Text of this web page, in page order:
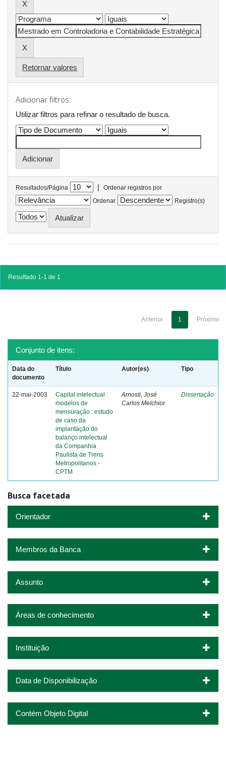
Retornar valores
Adicionar filtros:
Utilizar filtros para refinar o resultado de busca.
Resultados/Página |
Ordenar registros por
Ordenar
Registro(s)
Resultado 1-1 de 1.
Anterior 1 Próximo
Conjunto de itens:
Data do
documento
Título Autor(es) Tipo
22-mai-2003
Capital intelectual :
modelos de
mensuração : estudo
de caso da
implantação do
balanço intelectual
da Companhia
Paulista de Trens
Metropolitanos -
CPTM
Arnosti, José
Carlos Melchior
Dissertação
Busca facetada
Orientador
Membros da Banca
Assunto
Áreas de conhecimento
Instituição
Data de Disponibilização
Contém Objeto Digital